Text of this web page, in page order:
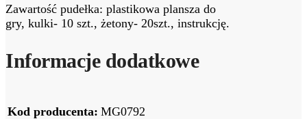
Zawartość pudełka: plastikowa plansza do
gry, kulki- 10 szt., żetony- 20szt., instrukcję.
Informacje dodatkowe
Kod producenta: MG0792